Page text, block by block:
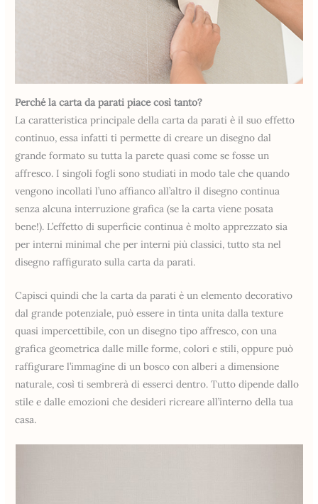
Perché la carta da parati piace così tanto?
La caratteristica principale della carta da parati è il suo effetto
continuo, essa infatti ti permette di creare un disegno dal
grande formato su tutta la parete quasi come se fosse un
affresco. I singoli fogli sono studiati in modo tale che quando
vengono incollati l’uno affianco all’altro il disegno continua
senza alcuna interruzione grafica (se la carta viene posata
bene!). L’effetto di superficie continua è molto apprezzato sia
per interni minimal che per interni più classici, tutto sta nel
disegno raffigurato sulla carta da parati.
Capisci quindi che la carta da parati è un elemento decorativo
dal grande potenziale, può essere in tinta unita dalla texture
quasi impercettibile, con un disegno tipo affresco, con una
grafica geometrica dalle mille forme, colori e stili, oppure può
raffigurare l’immagine di un bosco con alberi a dimensione
naturale, così ti sembrerà di esserci dentro. Tutto dipende dallo
stile e dalle emozioni che desideri ricreare all’interno della tua
casa.